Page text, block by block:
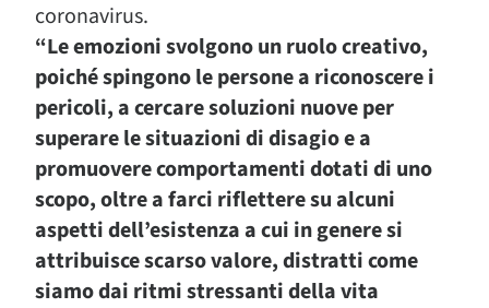
coronavirus.
“Le emozioni svolgono un ruolo creativo,
poiché spingono le persone a riconoscere i
pericoli, a cercare soluzioni nuove per
superare le situazioni di disagio e a
promuovere comportamenti dotati di uno
scopo, oltre a farci riflettere su alcuni
aspetti dell’esistenza a cui in genere si
attribuisce scarso valore, distratti come
siamo dai ritmi stressanti della vita